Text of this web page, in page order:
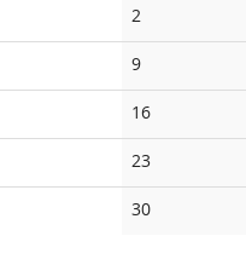
2
events
9No
events
16No
events
23No
events
30No